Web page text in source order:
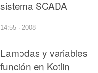
sistema SCADA
14:55 · 2008
Lambdas y variables
función en Kotlin